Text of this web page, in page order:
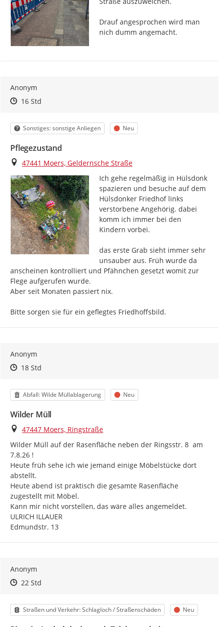
Drauf angesprochen wird man
nich dumm angemacht.
Anonym
Zeitpunkt des Erstellens
Zeitpunkt des Erstellens
16 StdZur Äußerung
Kategorie
Sonstiges: sonstige Anliegen Status
Neu
Pflegezustand
Ort
47441 Moers, Geldernsche Straße
Ich gehe regelmäßig in Hülsdonk
spazieren und besuche auf dem
Hülsdonker Friedhof links
verstorbene Angehörig. dabei
komm ich immer bei den
Kindern vorbei.
das erste Grab sieht immer sehr
unsauber aus. Früh wurde da
anscheinen kontrolliert und Pfähnchen gesetzt womit zur
Flege aufgerufen wurde.
Aber seit Monaten passiert nix.
Bitte sorgen sie für ein geflegtes Friedhoffsbild.
Anonym
Zeitpunkt des Erstellens
Zeitpunkt des Erstellens
18 StdZur Äußerung
Kategorie
Abfall: Wilde Müllablagerung Status
Neu
Wilder Müll
Ort
47447 Moers, Ringstraße
Wilder Müll auf der Rasenfläche neben der Ringsstr. 8  am
7.8.26 !
Heute früh sehe ich wie jemand einige Möbelstücke dort
abstellt.
Heute abend ist praktisch die gesamte Rasenfläche
zugestellt mit Möbel.
Kann mir nicht vorstellen, das wäre alles angemeldet.
ULRICH ILLAUER
Edmundstr. 13
Anonym
Zeitpunkt des Erstellens
Zeitpunkt des Erstellens
22 StdZur Äußerung
Kategorie
Straßen und Verkehr: Schlagloch / Straßenschäden Status
Neu